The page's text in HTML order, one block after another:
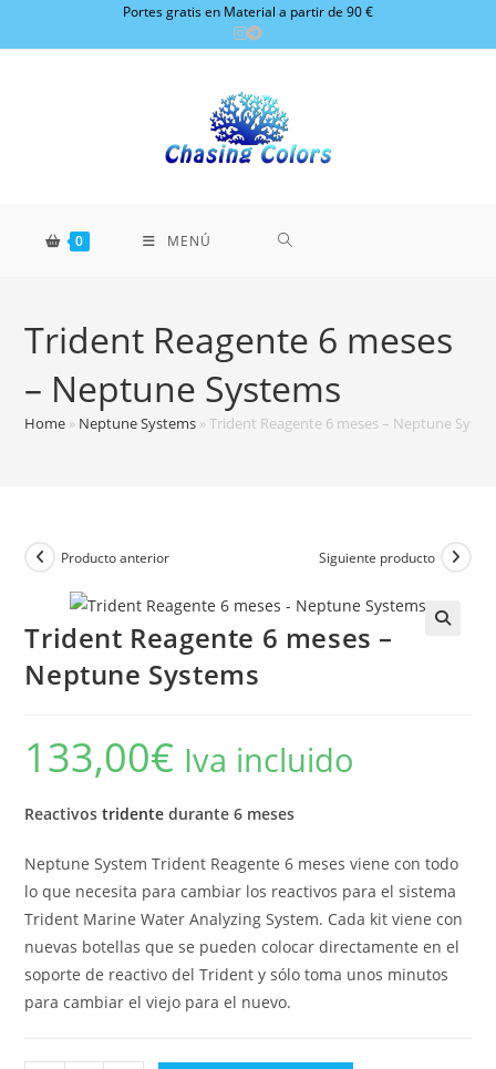
Portes gratis en Material a partir de 90 €
0 MENÚ
Trident Reagente 6 meses
– Neptune Systems
Home » Neptune Systems »Trident Reagente 6 meses – Neptune
Producto anterior Siguiente producto
Trident Reagente 6 meses –
Neptune Systems
133,00€ Iva incluido
Reactivostridente durante 6 meses
Neptune System Trident Reagente 6 meses viene con todo
lo que necesita para cambiar los reactivos para el sistema
Trident Marine Water Analyzing System. Cada kit viene con
nuevas botellas que se pueden colocar directamente en el
soporte de reactivo del Trident y sólo toma unos minutos
para cambiar el viejo para el nuevo.